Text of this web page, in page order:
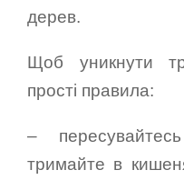
дерев.
Щоб уникнути
прості правила:
–
тримайте в